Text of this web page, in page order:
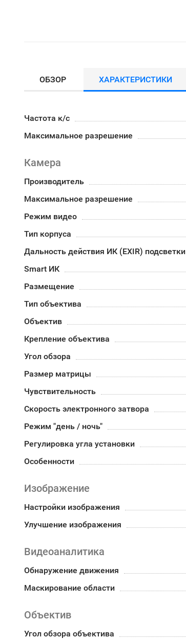
ОБЗОР ХАРАКТЕРИСТИКИ
Частота к/с
Максимальное разрешение
Камера
Производитель
Максимальное разрешение
Режим видео
Тип корпуса
Дальность действия ИК (EXIR) подсветки
Smart ИК
Размещение
Тип объектива
Объектив
Крепление объектива
Угол обзора
Размер матрицы
Чувствительность
Скорость электронного затвора
Режим "день / ночь"
Регулировка угла установки
Особенности
Изображение
Настройки изображения
Улучшение изображения
Видеоаналитика
Обнаружение движения
Маскирование области
Объектив
Угол обзора объектива